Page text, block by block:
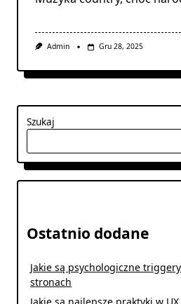
Admin Gru 28, 2025
Szukaj
Ostatnio dodane
Jakie są psychologiczne
stronach